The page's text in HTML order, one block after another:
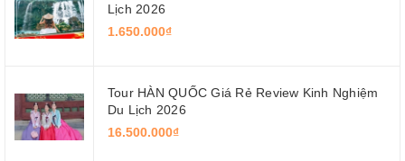
Lịch 2026
1.650.000₫
Tour HÀN QUỐC Giá Rẻ Review Kinh Nghiệm
Du Lịch 2026
16.500.000₫